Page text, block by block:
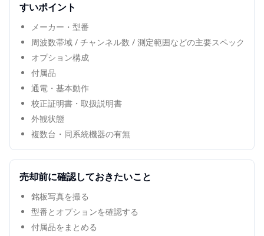
すいポイント
メーカー・型番
周波数帯域 / チャンネル数 / 測定範囲などの主要スペック
オプション構成
付属品
通電・基本動作
校正証明書・取扱説明書
外観状態
複数台・同系統機器の有無
売却前に確認しておきたいこと
銘板写真を撮る
型番とオプションを確認する
付属品をまとめる